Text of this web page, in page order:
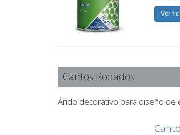
Ver
Cantos Rodados
Árido decorativo para diseño de